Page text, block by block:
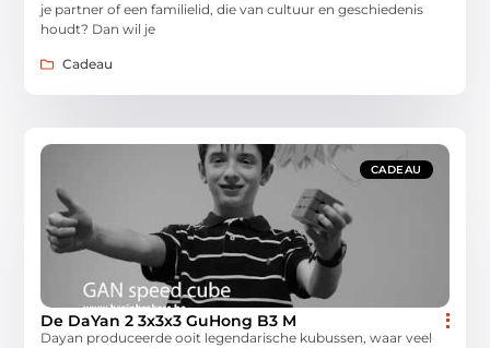
je partner of een familielid, die van cultuur en geschiedenis
houdt? Dan wil je
Cadeau
CADEAU
De DaYan 2 3x3x3 GuHong B3 M
Dayan produceerde ooit legendarische kubussen, waar veel